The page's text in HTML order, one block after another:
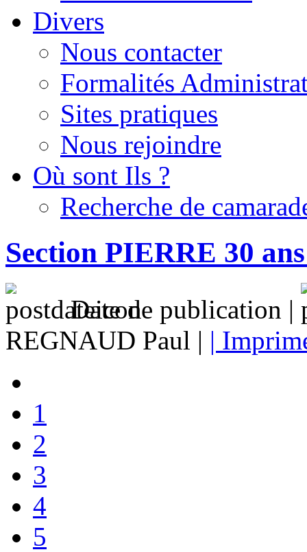
Divers
Nous contacter
Formalités
Sites pratiques
Nous rejoindre
Où sont Ils ?
Recherche de
Section PIERRE 30
Date de publication |
REGNAUD Paul | |
1
2
3
4
5